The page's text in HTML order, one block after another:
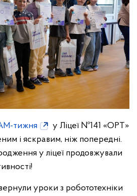
тижня
у Ліцеї №141 «ОРТ»
і яскравим, ніж попередні.
у ліцеї продовжували
уроки з робототехніки